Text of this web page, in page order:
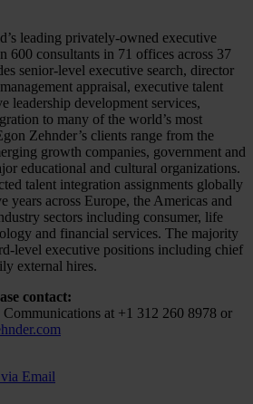
leading privately-owned executive
600 consultants in 71 offices across 37
senior-level executive search, director
appraisal, executive talent
leadership development services,
to many of the world’s most
Zehnder’s clients range from the
growth companies, government and
educational and cultural organizations.
talent integration assignments globally
years across Europe, the Americas and
sectors including consumer, life
and financial services. The majority
level executive positions including chief
external hires.
contact:
at +1 312 260 8978 or
Email